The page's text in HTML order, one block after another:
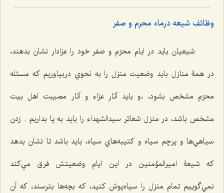
وظائف شيعه درماه محرم و صفر
شيعیان بايد در ايام محرّم و صفر خود را عزادار نشان بدهند،
در همۀ منازل بايد وضعيت منزل را به نحوي دربياوريم كه مسئله
محرّم مشخص بشود، ،و باید آثار عزاء و آثار مصيبت اهل بيت
مشخص باشد، در منزل شعائر سيدالشهداء را بايد به پا بداريم . زدن
سياهي‌ها و پرچم سياه و كتيبه‌هاي سياه، بايد باشد تا نشان بدهد
كه شيعۀ اميرالمؤمنين در اين ايام وضعيتش فرق مي‌كند
نمي‌گوييم تمام منزل را سياه‌پوش كنيد، كه بچه‌ها بترسند، که آن